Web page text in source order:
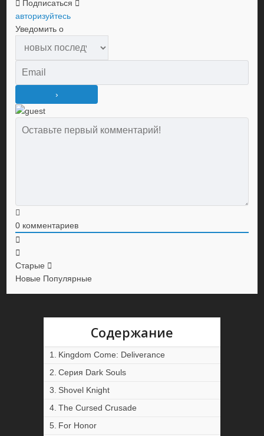
Подписаться
авторизуйтесь
Уведомить о
0 комментариев
Старые
Новые Популярные
Содержание
Kingdom Come: Deliverance
Серия Dark Souls
Shovel Knight
The Cursed Crusade
For Honor